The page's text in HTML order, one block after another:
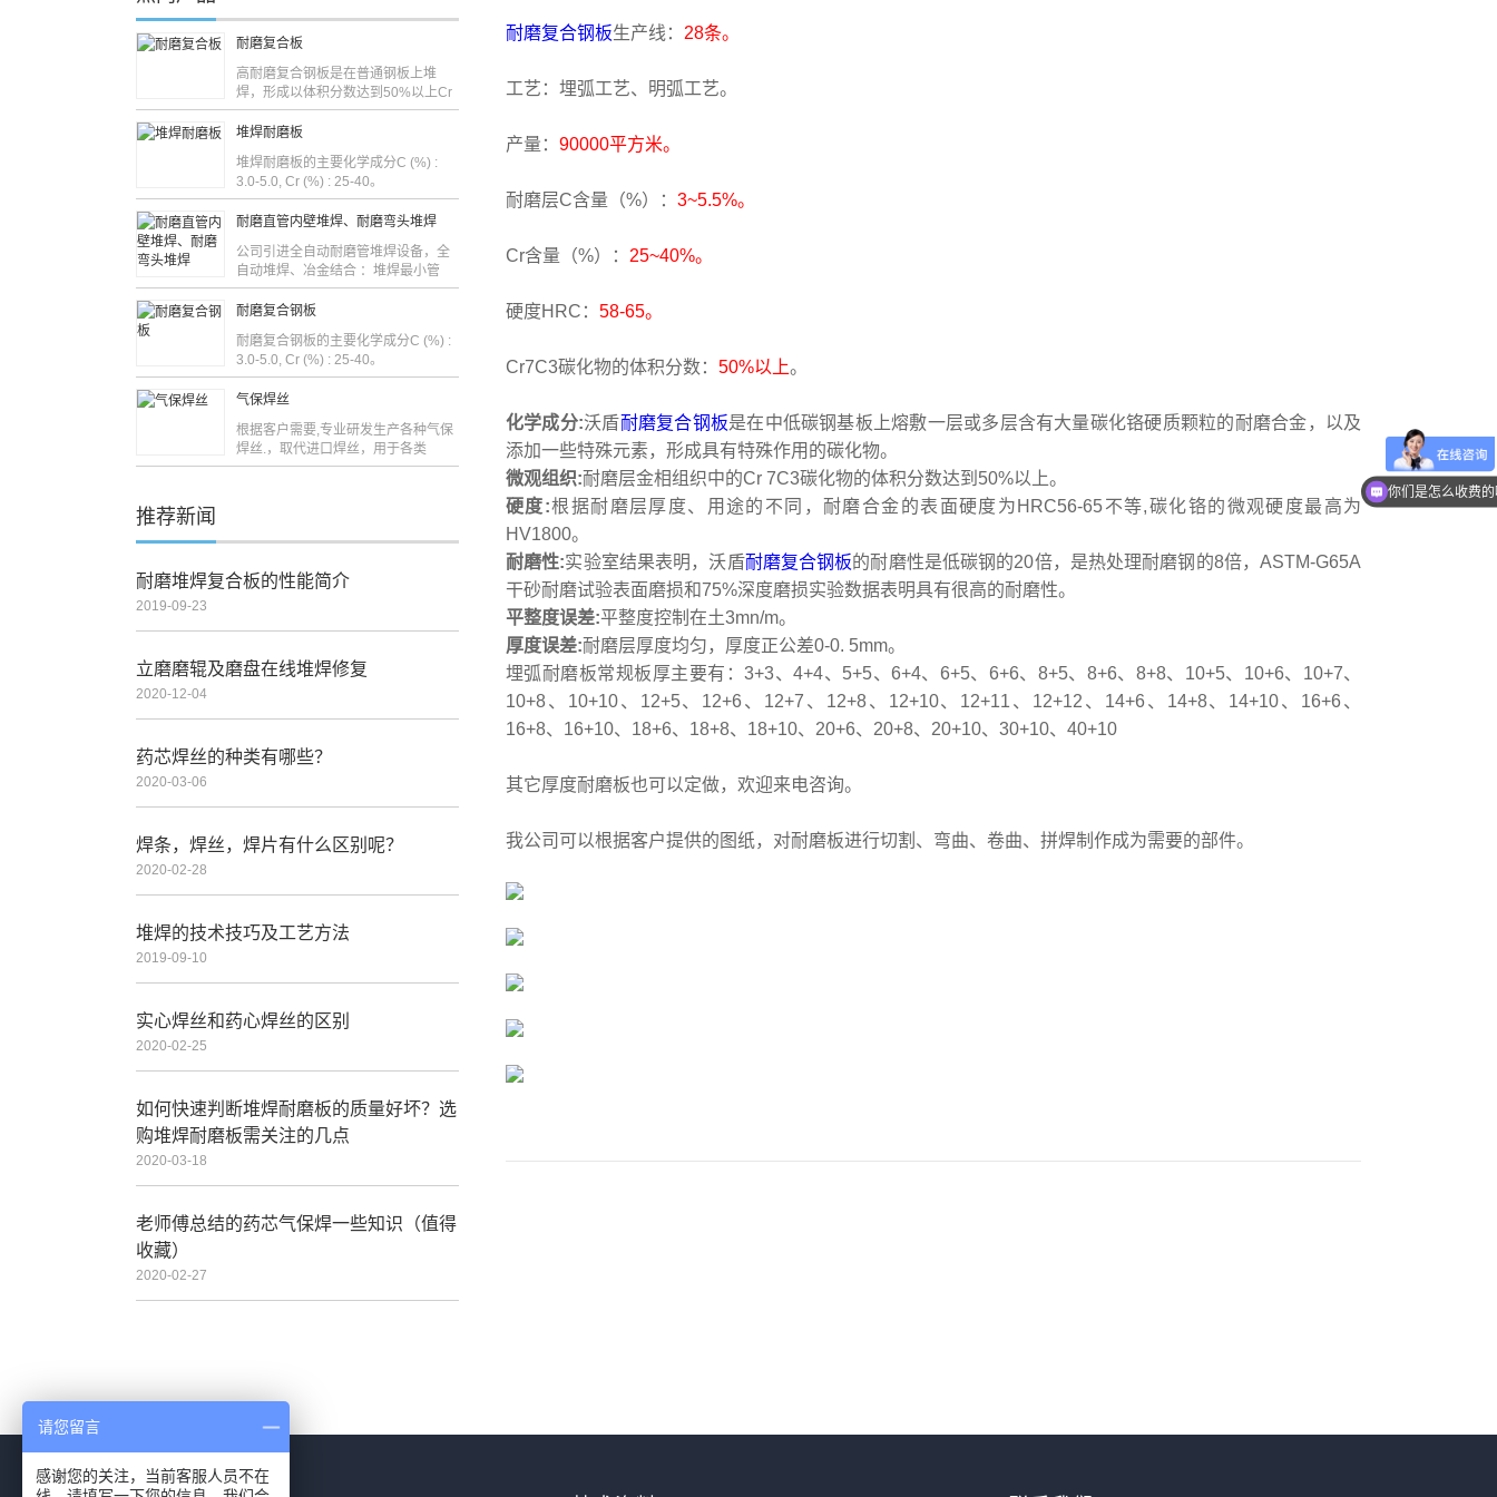
耐磨复合板
高耐磨复合钢板是在普通钢板上堆
焊，形成以体积分数达到50%以上Cr
堆焊耐磨板
堆焊耐磨板的主要化学成分C (%) :
3.0-5.0, Cr (%) : 25-40。
耐磨直管内壁堆焊、耐磨弯头堆焊
公司引进全自动耐磨管堆焊设备，全
自动堆焊、冶金结合 ：堆焊最小管
耐磨复合钢板
耐磨复合钢板的主要化学成分C (%) :
3.0-5.0, Cr (%) : 25-40。
气保焊丝
根据客户需要,专业研发生产各种气保
焊丝.，取代进口焊丝，用于各类
推荐新闻
耐磨堆焊复合板的性能简介
2019-09-23
立磨磨辊及磨盘在线堆焊修复
2020-12-04
药芯焊丝的种类有哪些？
2020-03-06
焊条，焊丝，焊片有什么区别呢？
2020-02-28
堆焊的技术技巧及工艺方法
2019-09-10
实心焊丝和药心焊丝的区别
2020-02-25
如何快速判断堆焊耐磨板的质量好坏？选
购堆焊耐磨板需关注的几点
2020-03-18
老师傅总结的药芯气保焊一些知识（值得
收藏）
2020-02-27
耐磨复合钢板生产线： 28条。
工艺：埋弧工艺、明弧工艺。
产量： 90000平方米。
耐磨层C含量（%）： 3~5.5%。
Cr含量（%）： 25~40%。
硬度HRC： 58-65。
Cr7C3碳化物的体积分数： 50%以上。
化学成分:沃盾耐磨复合钢板是在中低碳钢基板上熔敷一层或多层含有大量碳化铬硬质颗粒的耐磨合金，以及
添加一些特殊元素，形成具有特殊作用的碳化物。
微观组织:耐磨层金相组织中的Cr 7C3碳化物的体积分数达到50%以上。
硬度:根据耐磨层厚度、用途的不同，耐磨合金的表面硬度为HRC56-65不等,碳化铬的微观硬度最高为
HV1800。
耐磨性:实验室结果表明，沃盾耐磨复合钢板的耐磨性是低碳钢的20倍，是热处理耐磨钢的8倍，ASTM-G65A
干砂耐磨试验表面磨损和75%深度磨损实验数据表明具有很高的耐磨性。
平整度误差:平整度控制在土3mn/m。
厚度误差:耐磨层厚度均匀，厚度正公差0-0. 5mm。
埋弧耐磨板常规板厚主要有：3+3、4+4、5+5、6+4、6+5、6+6、8+5、8+6、8+8、10+5、10+6、10+7、
10+8、10+10、12+5、12+6、12+7、12+8、12+10、12+11、12+12、14+6、14+8、14+10、16+6、
16+8、16+10、18+6、18+8、18+10、20+6、20+8、20+10、30+10、40+10
其它厚度耐磨板也可以定做，欢迎来电咨询。
我公司可以根据客户提供的图纸，对耐磨板进行切割、弯曲、卷曲、拼焊制作成为需要的部件。
你们是怎么收费
请您留言
感谢您的关注，当前客服人员不在